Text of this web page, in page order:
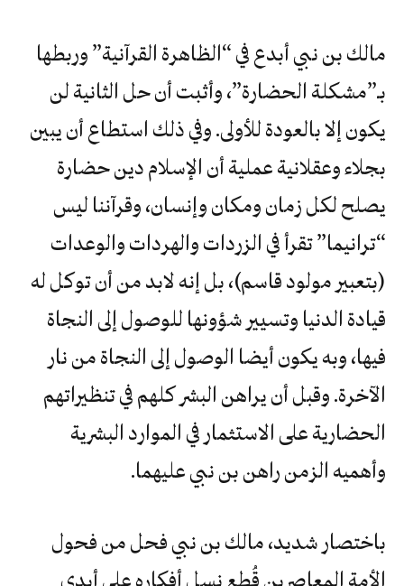
مالك بن نبي أبدع في “الظاهرة القرآنية” وربطها
بـ”مشكلة الحضارة”، وأثبت أن حل الثانية لن
يكون إلا بالعودة للأولى. وفي ذلك استطاع أن يبين
بجلاء وعقلانية عملية أن الإسلام دين حضارة
يصلح لكل زمان ومكان وإنسان، وقرآننا ليس
“ترانيما” تقرأ في الزردات والهردات والوعدات
(بتعبير مولود قاسم)، بل إنه لابد من أن توكل له
قيادة الدنيا وتسيير شؤونها للوصول إلى النجاة
فيها، وبه يكون أيضا الوصول إلى النجاة من نار
الآخرة. وقبل أن يراهن البشر كلهم في تنظيراتهم
الحضارية على الاستثمار في الموارد البشرية
وأهميه الزمن راهن بن نبي عليهما.
باختصار شديد، مالك بن نبي فحل من فحول
الأمة المعاصرين قُطع نسل أفكاره على أيدي